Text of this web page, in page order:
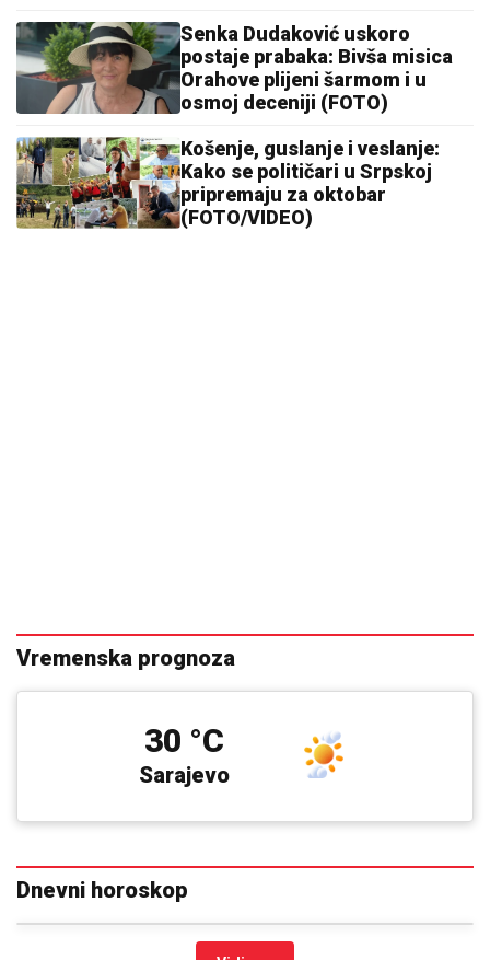
Senka Dudaković uskoro
postaje prabaka: Bivša misica
Orahove plijeni šarmom i u
osmoj deceniji (FOTO)
Košenje, guslanje i veslanje:
Kako se političari u Srpskoj
pripremaju za oktobar
(FOTO/VIDEO)
Vremenska prognoza
Sarajevo
30 °C
Dnevni horoskop